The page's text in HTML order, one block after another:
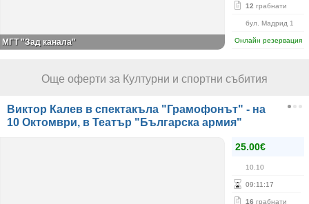
12 грабнати
бул. Мадрид 1
Онлайн резервация
МГТ "Зад канала"
Още оферти за Културни и спортни събития
Виктор Калев в спектакъла "Грамофонът" - на
10 Октомври, в Театър "Българска армия"
25.00€
10.10
09:11 :17
16 грабнати